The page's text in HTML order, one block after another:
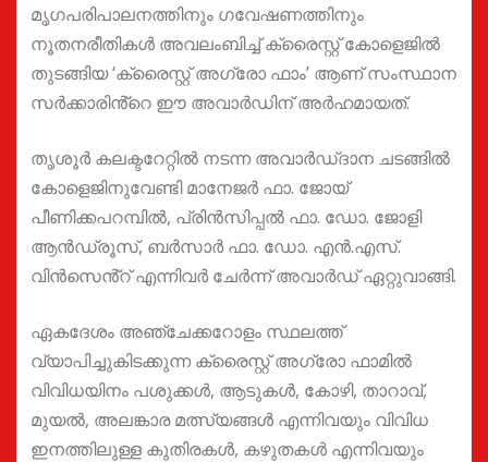
മൃഗപരിപാലനത്തിനും ഗവേഷണത്തിനും
നൂതനരീതികൾ അവലംബിച്ച് ക്രൈസ്റ്റ് കോളെജിൽ
തുടങ്ങിയ ‘ക്രൈസ്റ്റ് അഗ്രോ ഫാം’ ആണ് സംസ്ഥാന
സർക്കാരിൻ്റെ ഈ അവാർഡിന് അർഹമായത്.
തൃശൂർ കലക്ടറേറ്റിൽ നടന്ന അവാർഡ്ദാന ചടങ്ങിൽ
കോളെജിനുവേണ്ടി മാനേജർ ഫാ. ജോയ്
പീണിക്കപറമ്പിൽ, പ്രിൻസിപ്പൽ ഫാ. ഡോ. ജോളി
ആൻഡ്രൂസ്, ബർസാർ ഫാ. ഡോ. എൻ.എസ്.
വിൻസെൻ്റ് എന്നിവർ ചേർന്ന് അവാർഡ് ഏറ്റുവാങ്ങി.
ഏകദേശം അഞ്ചേക്കറോളം സ്ഥലത്ത്
വ്യാപിച്ചുകിടക്കുന്ന ക്രൈസ്റ്റ് അഗ്രോ ഫാമിൽ
വിവിധയിനം പശുക്കൾ, ആടുകൾ, കോഴി, താറാവ്,
മുയൽ, അലങ്കാര മത്സ്യങ്ങൾ എന്നിവയും വിവിധ
ഇനത്തിലുള്ള കുതിരകൾ, കഴുതകൾ എന്നിവയും